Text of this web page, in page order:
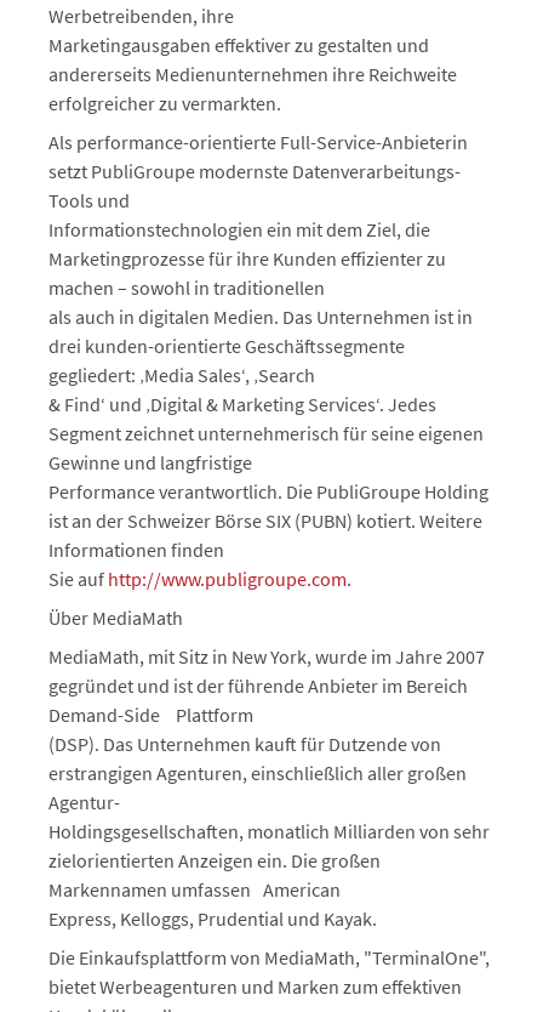
Werbetreibenden, ihre
Marketingausgaben effektiver zu gestalten und
andererseits Medienunternehmen ihre Reichweite
erfolgreicher zu vermarkten.
Als performance-orientierte Full-Service-Anbieterin
setzt PubliGroupe modernste Datenverarbeitungs-
Tools und
Informationstechnologien ein mit dem Ziel, die
Marketingprozesse für ihre Kunden effizienter zu
machen – sowohl in traditionellen
als auch in digitalen Medien. Das Unternehmen ist in
drei kunden-orientierte Geschäftssegmente
gegliedert: ‚Media Sales‘, ‚Search
& Find‘ und ‚Digital & Marketing Services‘. Jedes
Segment zeichnet unternehmerisch für seine eigenen
Gewinne und langfristige
Performance verantwortlich. Die PubliGroupe Holding
ist an der Schweizer Börse SIX (PUBN) kotiert. Weitere
Informationen finden
Sie auf http://www.publigroupe.com.
Über MediaMath
MediaMath, mit Sitz in New York, wurde im Jahre 2007
gegründet und ist der führende Anbieter im Bereich
Demand-Side Plattform
(DSP). Das Unternehmen kauft für Dutzende von
erstrangigen Agenturen, einschließlich aller großen
Agentur-
Holdingsgesellschaften, monatlich Milliarden von sehr
zielorientierten Anzeigen ein. Die großen
Markennamen umfassen American
Express, Kelloggs, Prudential und Kayak.
Die Einkaufsplattform von MediaMath, "TerminalOne",
bietet Werbeagenturen und Marken zum effektiven